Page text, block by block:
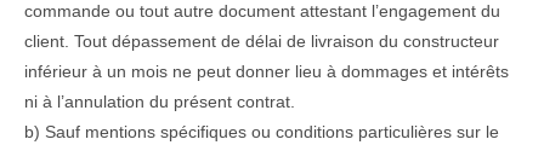
commande ou tout autre document attestant l’engagement du
client. Tout dépassement de délai de livraison du constructeur
inférieur à un mois ne peut donner lieu à dommages et intérêts
ni à l’annulation du présent contrat.
b) Sauf mentions spécifiques ou conditions particulières sur le